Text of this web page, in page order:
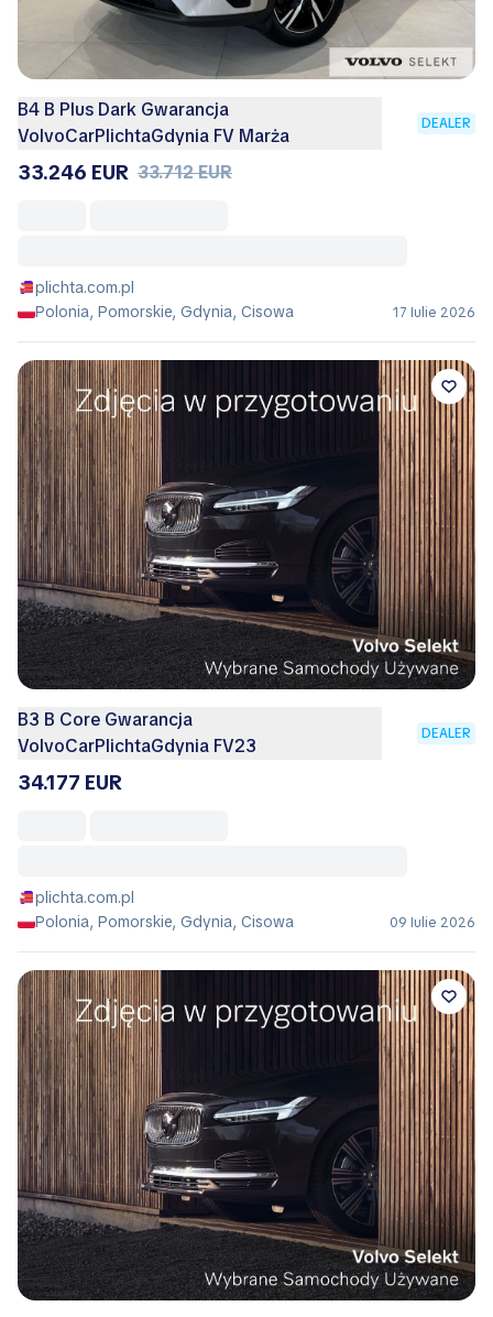
B4 B Plus Dark Gwarancja
VolvoCarPlichtaGdynia FV Marża
DEALER
33.246 EUR 33.712 EUR
plichta.com.pl
Polonia, Pomorskie, Gdynia, Cisowa
17 Iulie 2026
B3 B Core Gwarancja
VolvoCarPlichtaGdynia FV23
DEALER
34.177 EUR
plichta.com.pl
Polonia, Pomorskie, Gdynia, Cisowa
09 Iulie 2026